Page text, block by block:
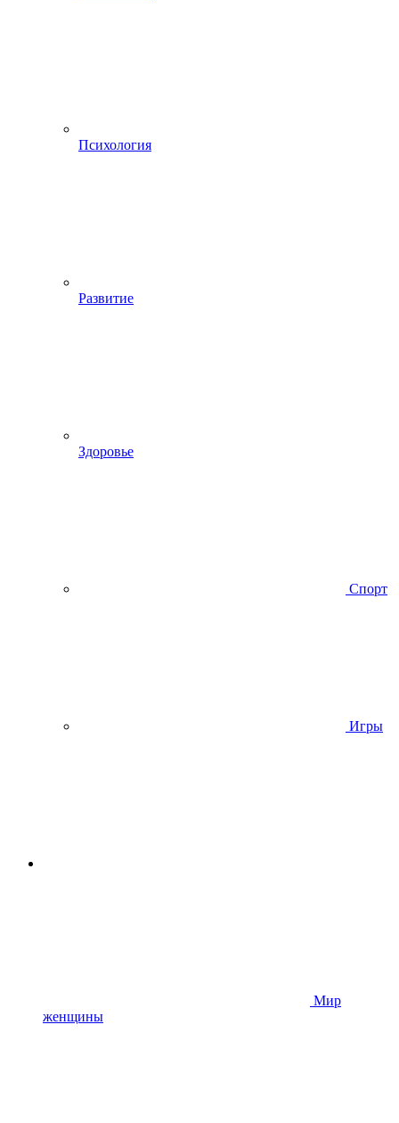
Психология
Развитие
Здоровье
Спорт
Игры
Мир
женщины